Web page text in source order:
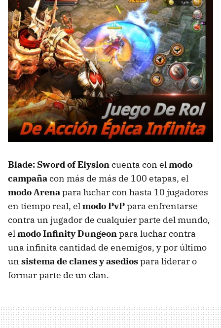
Blade: Sword of Elysioncuenta con elmodo
campañacon más de más de 100 etapas, el
modo Arenapara luchar con hasta 10 jugadores
en tiempo real, elmodo PvPpara enfrentarse
contra un jugador de cualquier parte del mundo,
elmodo Infinity Dungeonpara luchar contra
una infinita cantidad de enemigos, y por último
un sistema de clanes y asediospara liderar o
formar parte de un clan.